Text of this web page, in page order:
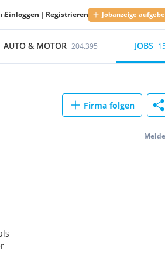
Einloggen | Registrieren Jobanzeige
AUTO & MOTOR 204.395 JOBS
Firma folgen